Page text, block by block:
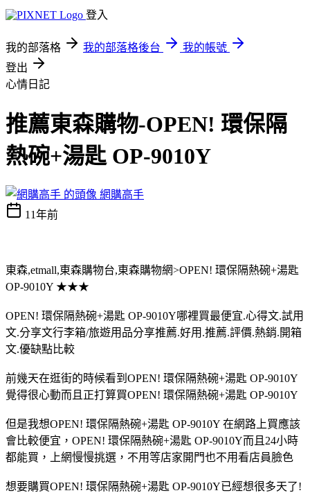
登入
我的部落格 我的部落格後台
我的帳號
登出
心情日記
推薦東森購物-OPEN! 環保隔
熱碗+湯匙 OP-9010Y
網購高手
11年前
東森,etmall,東森購物台,東森購物網>OPEN! 環保隔熱碗+湯匙
OP-9010Y ★★★
OPEN! 環保隔熱碗+湯匙 OP-9010Y哪裡買最便宜.心得文.試用
文.分享文行李箱/旅遊用品分享推薦.好用.推薦.評價.熱銷.開箱
文.優缺點比較
前幾天在逛街的時候看到OPEN! 環保隔熱碗+湯匙 OP-9010Y
覺得很心動而且正打算買OPEN! 環保隔熱碗+湯匙 OP-9010Y
但是我想OPEN! 環保隔熱碗+湯匙 OP-9010Y 在網路上買應該
會比較便宜，OPEN! 環保隔熱碗+湯匙 OP-9010Y而且24小時
都能買，上網慢慢挑選，不用等店家開門也不用看店員臉色
想要購買OPEN! 環保隔熱碗+湯匙 OP-9010Y已經想很多天了!